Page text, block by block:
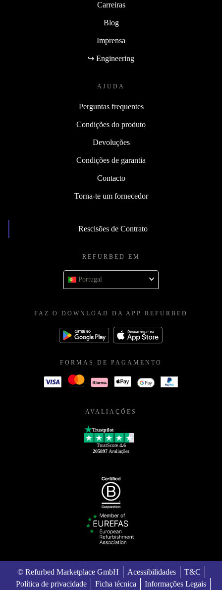
Carreiras
Blog
Imprensa
↪ Engineering
AJUDA
Perguntas frequentes
Condições do produto
Devoluções
Condições de garantia
Contacto
Torna-te um fornecedor
Rescisões de Contrato
REFURBED EM
Portugal
FAZ O DOWNLOAD DA APP REFURBED
FORMAS DE PAGAMENTO
AVALIAÇÕES
Trustpilot
TrustScore 4.6
205897 Avaliações
© Refurbed Marketplace GmbH Acessibilidades
T&C
Política de privacidade
Ficha técnica Informações Legais